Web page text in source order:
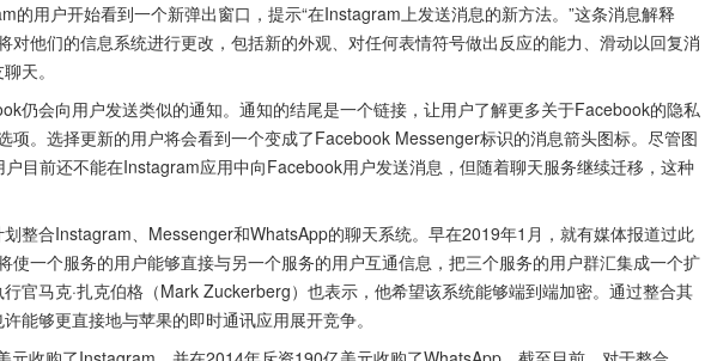
的用户开始看到一个新弹出窗口，提示“在Instagram上发送消息的新方法。”这条消息解释
对他们的信息系统进行更改，包括新的外观、对任何表情符号做出反应的能力、滑动以回复消
天。
仍会向用户发送类似的通知。通知的结尾是一个链接，让用户了解更多关于Facebook的隐私
项。选择更新的用户将会看到一个变成了Facebook Messenger标识的消息箭头图标。尽管图
目前还不能在Instagram应用中向Facebook用户发送消息，但随着聊天服务继续迁移，这种
整合Instagram、Messenger和WhatsApp的聊天系统。早在2019年1月，就有媒体报道过此
使一个服务的用户能够直接与另一个服务的用户互通信息，把三个服务的用户群汇集成一个扩
官马克·扎克伯格（Mark Zuckerberg）也表示，他希望该系统能够端到端加密。通过整合其
能够更直接地与苹果的即时通讯应用展开竞争。